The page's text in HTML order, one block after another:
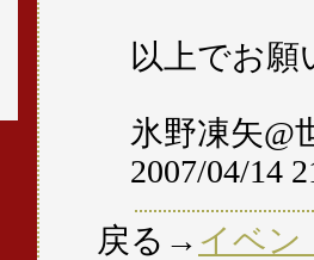
以上でお願
氷野凍矢@
2007/04/14
戻る→ イベン